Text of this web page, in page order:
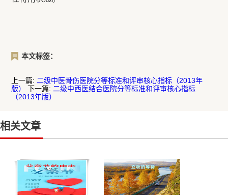
本文标签：
上一篇: 二级中医骨伤医院分等标准和评审核心指标（2013年
版）
下一篇: 二级中西医结合医院分等标准和评审核心指标
（2013年版）
相关文章